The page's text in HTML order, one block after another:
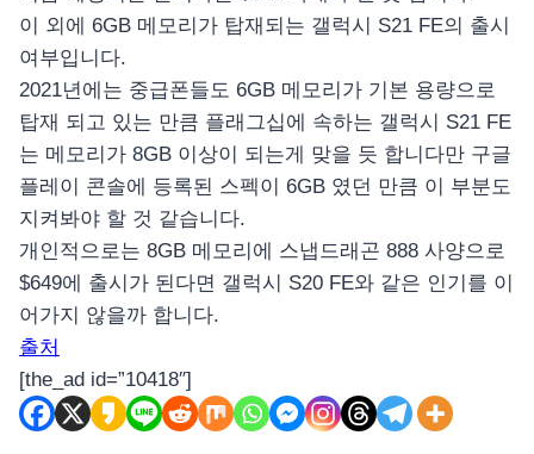
이 외에 6GB 메모리가 탑재되는 갤럭시 S21 FE의 출시
여부입니다.
2021년에는 중급폰들도 6GB 메모리가 기본 용량으로
탑재 되고 있는 만큼 플래그십에 속하는 갤럭시 S21 FE
는 메모리가 8GB 이상이 되는게 맞을 듯 합니다만 구글
플레이 콘솔에 등록된 스펙이 6GB 였던 만큼 이 부분도
지켜봐야 할 것 같습니다.
개인적으로는 8GB 메모리에 스냅드래곤 888 사양으로
$649에 출시가 된다면 갤럭시 S20 FE와 같은 인기를 이
어가지 않을까 합니다.
출처
[the_ad id=”10418″]